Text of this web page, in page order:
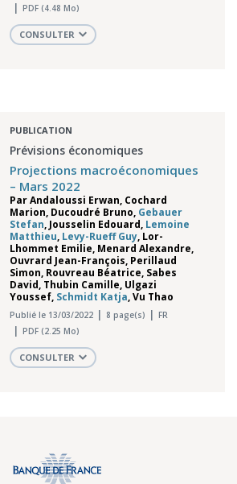
PDF (4.48 Mo)
CONSULTER
PUBLICATION
Prévisions économiques
Projections macroéconomiques
– Mars 2022
ParAndaloussi Erwan, Cochard
Marion, Ducoudré Bruno, Gebauer
Stefan, Jousselin Edouard, Lemoine
Matthieu, Levy-Rueff Guy, Lor-
Lhommet Emilie, Menard Alexandre,
Ouvrard Jean-François, Perillaud
Simon, Rouvreau Béatrice, Sabes
David, Thubin Camille, Ulgazi
Youssef, Schmidt Katja,Vu Thao
Publié le 13/03/2022 8 page(s)
FR
PDF (2.25 Mo)
CONSULTER